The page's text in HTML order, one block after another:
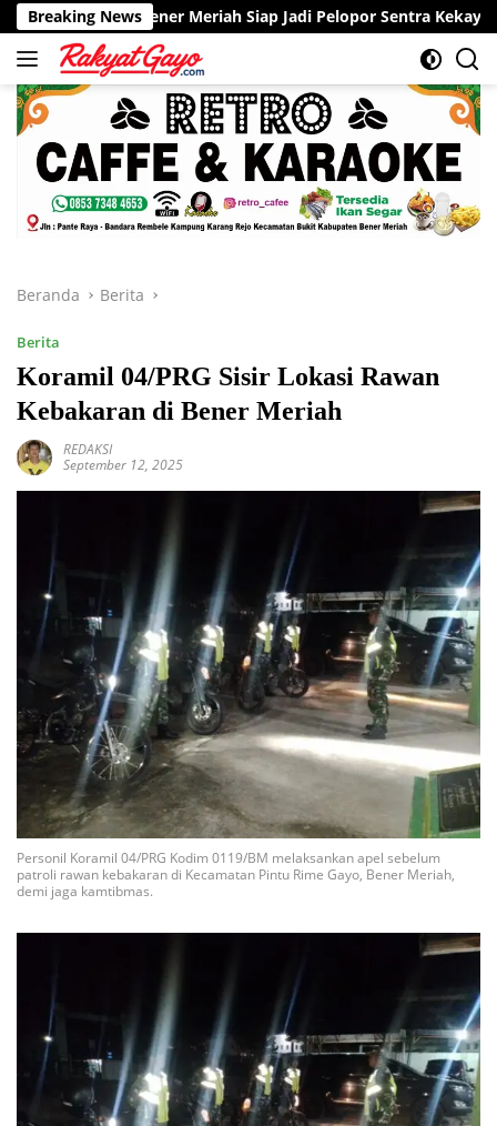
Langsung
ke
konten
Breaking News
Meriah Siap Jadi Pelopor Sentra Kekayaan Intelektual di
Beranda Berita
Berita
Koramil 04/PRG Sisir Lokasi Rawan
Kebakaran di Bener Meriah
REDAKSI
September 12, 2025
Personil Koramil 04/PRG Kodim 0119/BM melaksankan apel sebelum
patroli rawan kebakaran di Kecamatan Pintu Rime Gayo, Bener Meriah,
demi jaga kamtibmas.